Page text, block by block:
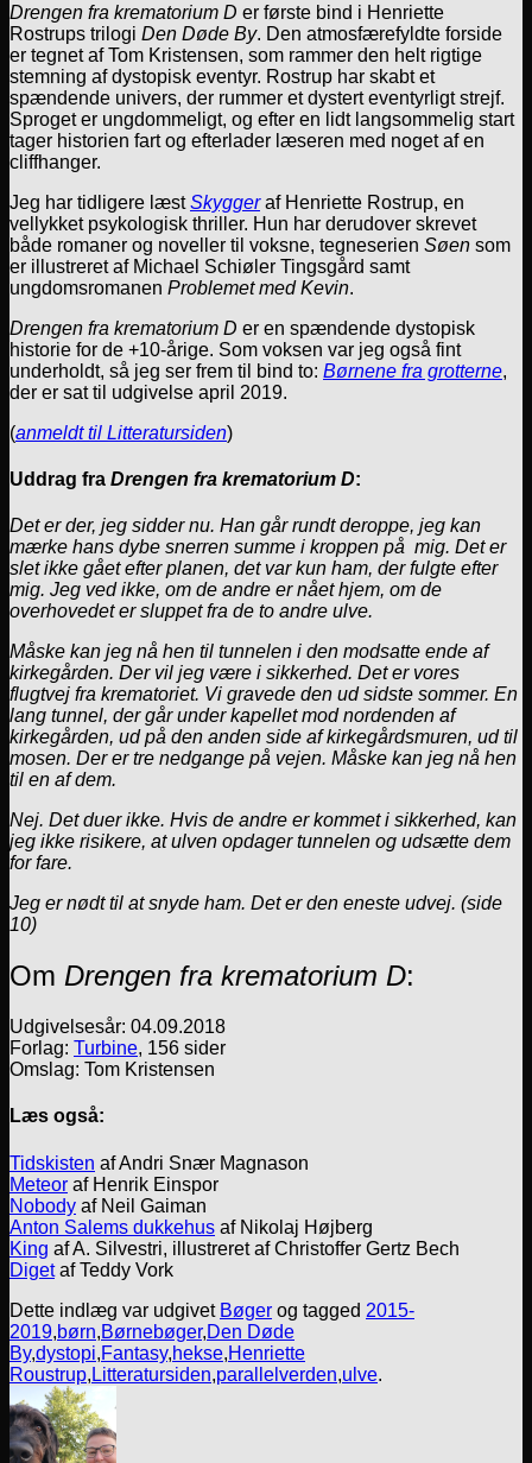
Drengen fra krematorium D er første bind i Henriette
Rostrups trilogi Den Døde By. Den atmosfærefyldte forside
er tegnet af Tom Kristensen, som rammer den helt rigtige
stemning af dystopisk eventyr. Rostrup har skabt et
spændende univers, der rummer et dystert eventyrligt strejf.
Sproget er ungdommeligt, og efter en lidt langsommelig start
tager historien fart og efterlader læseren med noget af en
cliffhanger.
Jeg har tidligere læstSkyggeraf Henriette Rostrup, en
vellykket psykologisk thriller. Hun har derudover skrevet
både romaner og noveller til voksne, tegneserien Søen som
er illustreret af Michael Schiøler Tingsgård samt
ungdomsromanen Problemet med Kevin.
Drengen fra krematorium D er en spændende dystopisk
historie for de +10-årige. Som voksen var jeg også fint
underholdt, så jeg ser frem til bind to: Børnene fra grotterne,
der er sat til udgivelse april 2019.
(anmeldt til Litteratursiden)
Uddrag fra Drengen fra krematorium D:
Det er der, jeg sidder nu. Han går rundt deroppe, jeg kan
mærke hans dybe snerren summe i kroppen på mig. Det er
slet ikke gået efter planen, det var kun ham, der fulgte efter
mig. Jeg ved ikke, om de andre er nået hjem, om de
overhovedet er sluppet fra de to andre ulve.
Måske kan jeg nå hen til tunnelen i den modsatte ende af
kirkegården. Der vil jeg være i sikkerhed. Det er vores
flugtvej fra krematoriet. Vi gravede den ud sidste sommer. En
lang tunnel, der går under kapellet mod nordenden af
kirkegården, ud på den anden side af kirkegårdsmuren, ud til
mosen. Der er tre nedgange på vejen. Måske kan jeg nå hen
til en af dem.
Nej. Det duer ikke. Hvis de andre er kommet i sikkerhed, kan
jeg ikke risikere, at ulven opdager tunnelen og udsætte dem
for fare.
Jeg er nødt til at snyde ham. Det er den eneste udvej. (side
10)
Om Drengen fra krematorium D:
Udgivelsesår: 04.09.2018
Forlag: Turbine, 156 sider
Omslag: Tom Kristensen
Læs også:
Tidskisten af Andri Snær Magnason
Meteor af Henrik Einspor
Nobody af Neil Gaiman
Anton Salems dukkehus af Nikolaj Højberg
King af A. Silvestri, illustreret af Christoffer Gertz Bech
Digetaf Teddy Vork
Dette indlæg var udgivet Bøger og tagged 2015-
2019,børn,Børnebøger,Den Døde
By,dystopi,Fantasy,hekse,Henriette
Roustrup, Litteratursiden,parallelverden,ulve.